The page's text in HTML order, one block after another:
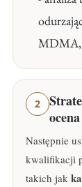
MDMA,
2
Następnie
kwalifikacji
takich jak